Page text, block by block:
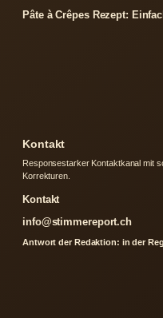
Pâte à Crêpes Rezept:
Kontakt
Responsestarker Kontaktkanal mit
Korrekturen.
Kontakt
info@stimmereport.ch
Antwort der Redaktion: in der